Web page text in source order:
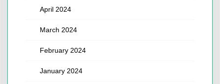
April 2024
March 2024
February 2024
January 2024